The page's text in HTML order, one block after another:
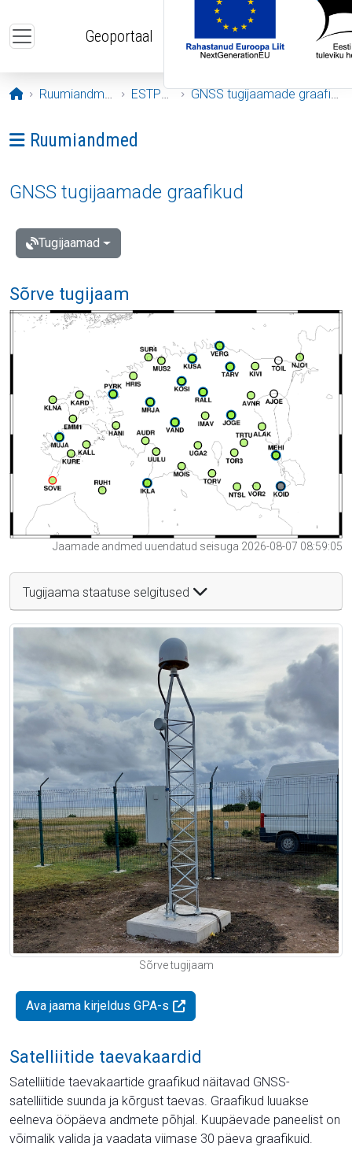
Geoportaal
Avaleht
Ruumiandmed ESTPOS GNSS tugijaamade graafikud
Ava menüü: Ruumiandmed
Ruumiandmed
GNSS tugijaamade graafikud
Tugijaamad
Sõrve tugijaam
Jaamade andmed uuendatud seisuga 2026-08-07 08:59:05
Tugijaama staatuse selgitused
Sõrve tugijaam
Ava jaama kirjeldus GPA-s
Satelliitide taevakaardid
Satelliitide taevakaartide graafikud näitavad GNSS-
satelliitide suunda ja kõrgust taevas. Graafikud luuakse
eelneva ööpäeva andmete põhjal. Kuupäevade paneelist on
võimalik valida ja vaadata viimase 30 päeva graafikuid.